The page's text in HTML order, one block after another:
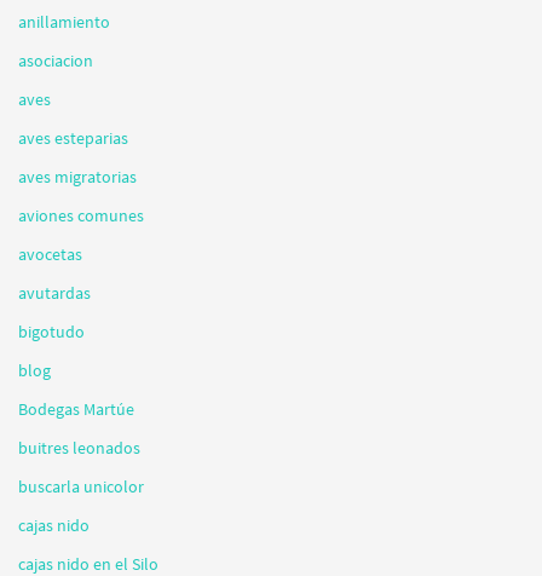
anillamiento
asociacion
aves
aves esteparias
aves migratorias
aviones comunes
avocetas
avutardas
bigotudo
blog
Bodegas Martúe
buitres leonados
buscarla unicolor
cajas nido
cajas nido en el Silo